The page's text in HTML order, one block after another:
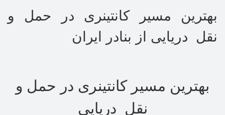
بهترین مسیر کانتینری در حمل و
نقل دریایی از بنادر ایران
بهترین مسیر کانتینری در حمل و
نقل دریایی